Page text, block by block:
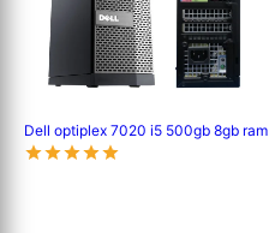
Dell optiplex 7020 i5 500gb 8gb ram